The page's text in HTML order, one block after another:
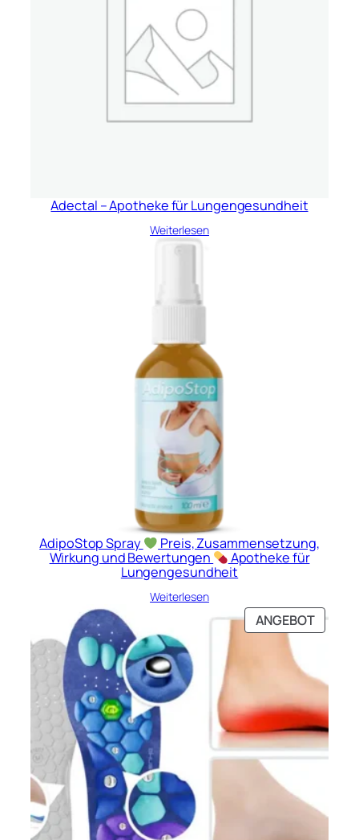
Adectal – Apotheke für Lungengesundheit
Weiterlesen
AdipoStop Spray
Preis, Zusammensetzung,
Wirkung und Bewertungen
Apotheke für
Lungengesundheit
Weiterlesen
ANGEBOT
IM